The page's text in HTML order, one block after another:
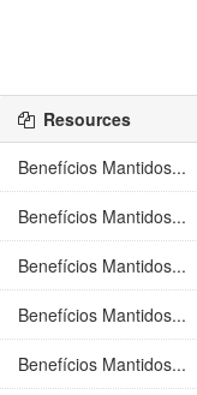
Resources
Benefícios Mantidos...
Benefícios Mantidos...
Benefícios Mantidos...
Benefícios Mantidos...
Benefícios Mantidos...